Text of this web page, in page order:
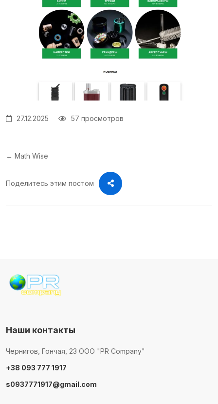
27.12.2025 57 просмотров
← Math Wise
Поделитесь этим постом
Наши контакты
Чернигов, Гончая, 23 ООО "PR Company"
+38 093 777 1917
s0937771917@gmail.com